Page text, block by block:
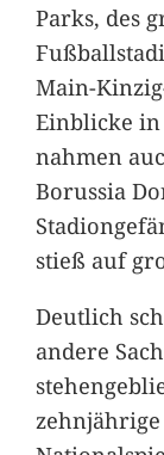
Parks, des
Main-
Einblicke in
nahmen
Borussia
stieß auf
Deutlich
andere